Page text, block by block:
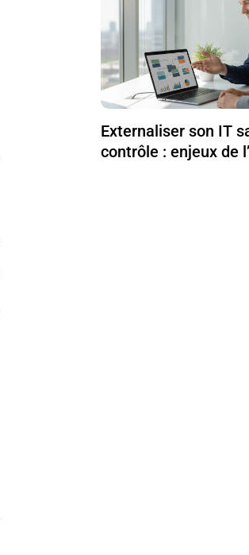
Externaliser son IT
contrôle : enjeux de